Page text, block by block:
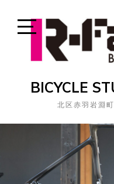
Open
Sidebar
BICYCLE
北区赤羽岩淵